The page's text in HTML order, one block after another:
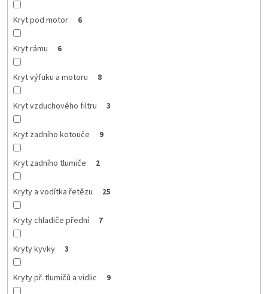
Kryt pod motor 6
Kryt rámu 6
Kryt výfuku a motoru 8
Kryt vzduchového filtru 3
Kryt zadního kotouče 9
Kryt zadního tlumiče 2
Kryty a vodítka řetězu 25
Kryty chladiče přední 7
Kryty kyvky 3
Kryty př. tlumičů a vidlic 9